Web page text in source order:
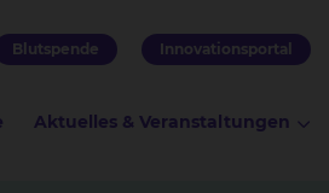
Blutspende Innovationsportal
Aktuelles & Veranstaltungen